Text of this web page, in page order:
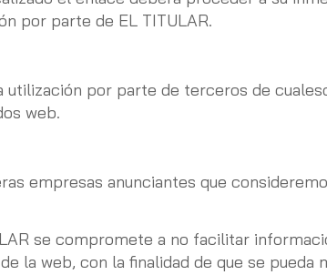
por parte de EL TITULAR.
por parte de terceros de
web.
empresas anunciantes que
se compromete a no facilitar
la web, con la finalidad de que se pueda